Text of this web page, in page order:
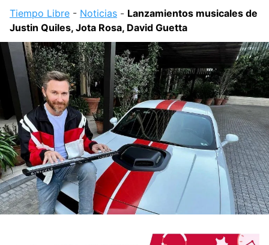
Tiempo Libre - Noticias - Lanzamientos musicales de
Justin Quiles, Jota Rosa, David Guetta